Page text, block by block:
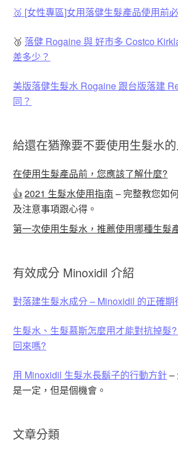
🥈 [女性專區]女用落健生髮產品使用前
🥉 落健 Rogaine 與 好市多 Costco
差多少？
美版落健生髮水 Rogaine 跟台版落建
同？
給還在猶豫要不要使用生髮水
在使用生髮產品前，您應該了解什麼?
👍 2021 生髮水使用指南 – 完整教您如
及注意事項跟心得。
第一次使用生髮水，推薦使用哪種生髮
有效成分 Minoxidil 介紹
對落建生髮水成分 – Minoxidil 的正確
生髮水、生髮慕斯怎麼用才能對抗掉髮
回來嗎?
用 Minoxidil 生髮水長鬍子的行動方針–
是一定，但是個機會。
文章分類